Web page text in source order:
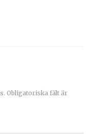
Obligatoriska fält är